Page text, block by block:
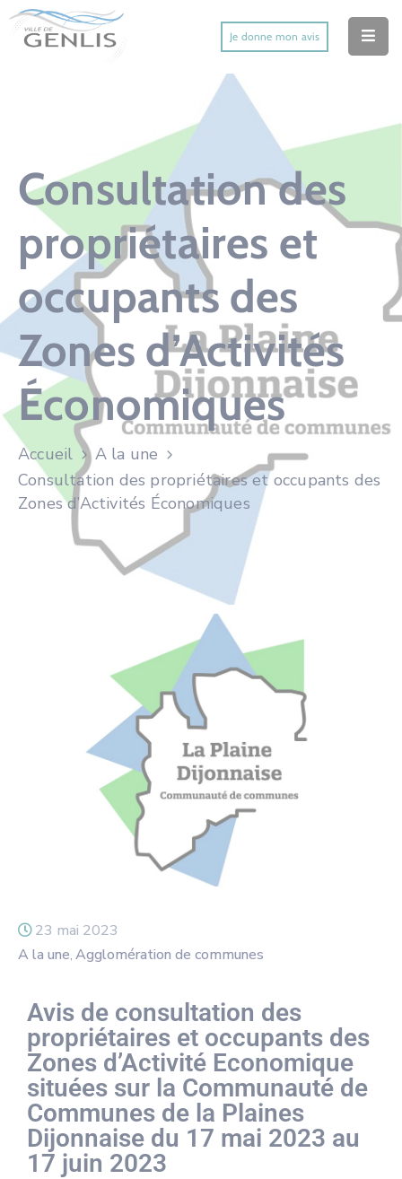
Je donne mon avis
Mes Démarches
Mes Services Utiles
Mes Activités
Consultation des
propriétaires et
occupants des
Zones d’Activités
Économiques
Accueil
A la une
Consultation des propriétaires et occupants des
Zones d’Activités Économiques
23 mai 2023
A la une‚ Agglomération de communes
Avis de consultation des
propriétaires et occupants des
Zones d’Activité Economique
situées sur la Communauté de
Communes de la Plaines
Dijonnaise du 17 mai 2023 au
17 juin 2023